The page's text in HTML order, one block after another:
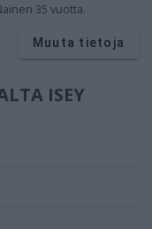
35 vuotta.
Muuta tietoja
ISEY